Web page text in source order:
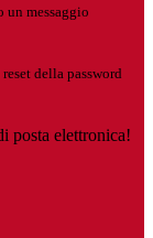
un messaggio
della password
posta elettronica!